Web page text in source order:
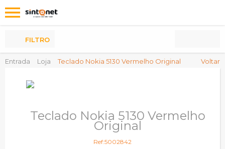
Entrada Loja Teclado Nokia 5130 Vermelho Original Voltar
FILTRO
Teclado Nokia 5130 Vermelho
Original
Ref:5002842